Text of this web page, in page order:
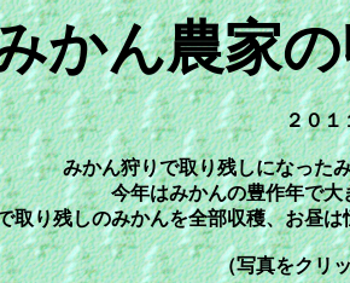
かん農家
２０１
みかん狩りで取り残しになった
今年はみかんの豊作年で
取り残しのみかんを全部収穫、お昼
（写真をクリ